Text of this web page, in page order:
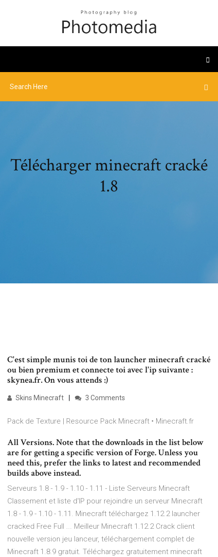
Télécharger minecraft cracké
1.8
C'est simple munis toi de ton launcher minecraft cracké
ou bien premium et connecte toi avec l'ip suivante :
skynea.fr. On vous attends :)
Skins Minecraft 3 Comments
Pack de Texture | Resource Pack Minecraft • Minecraft.fr
All Versions. Note that the downloads in the list below
are for getting a specific version of Forge. Unless you
need this, prefer the links to latest and recommended
builds above instead.
Serveurs 1.8 - 1.9 - 1.10 - 1.11 - Liste Serveurs Minecraft
Classement et liste d'IP pour rejoindre un serveur Minecraft
1.8 - 1.9 - 1.10 - 1.11. Minecraft téléchargez 1.12.2 launcher
cracked Free Full ... Meilleur Minecraft 1.12.2 Crack client
nouvelle version jeu lanceur, téléchargement complet de
Minecraft 1.8.9 gratuit. Téléchargez gratuitement minecraft